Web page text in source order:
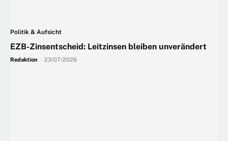
Politik & Aufsicht
EZB-Zinsentscheid: Leitzinsen bleiben unverändert
Redaktion 23/07/2026